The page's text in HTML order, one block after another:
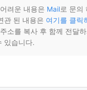
려운 내용은 Mail로 문의
관 된 내용은 여기를 클릭
소를 복사 후 함께 전달
있습니다.